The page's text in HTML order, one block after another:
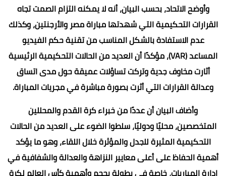
وأوضح الاتحاد، بحسب البيان، أنه لا يمكنه التزام الصمت تجاه
القرارات التحكيمية التي شهدتها مباراة مصر والأرجنتين، وكذلك
عدم الاستفادة بالشكل المناسب من تقنية حكم الفيديو
المساعد (VAR)، مؤكدًا أن العديد من الحالات التحكيمية الرئيسية
أثارت مخاوف جدية وتركت تساؤلات عميقة حول مدى اتساق
وعدالة القرارات التي أثرت بصورة مباشرة في مجريات المباراة.
وأضاف البيان أن عددًا من خبراء كرة القدم والمحللين
المتخصصين، محليًا ودوليًا، سلطوا الضوء على العديد من الحالات
التحكيمية المثيرة للجدل والمؤثرة خلال اللقاء، وهو ما يؤكد
أهمية الحفاظ على أعلى معايير النزاهة والعدالة والشفافية في
إدارة المباريات، خاصة في بطولة بحجم وأهمية كأس العالم لكرة